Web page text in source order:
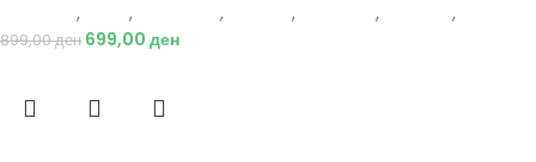
, , , , , ,
899,00ден 699,00 ден